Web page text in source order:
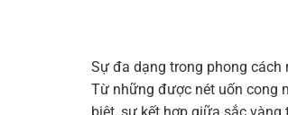
Sự đa dạng trong phong
Từ những được nét uốn cong